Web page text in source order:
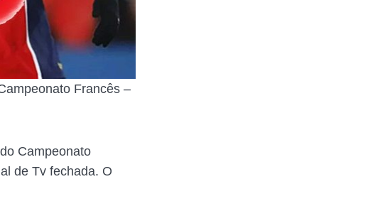
Francês –
Campeonato
de Tv fechada. O